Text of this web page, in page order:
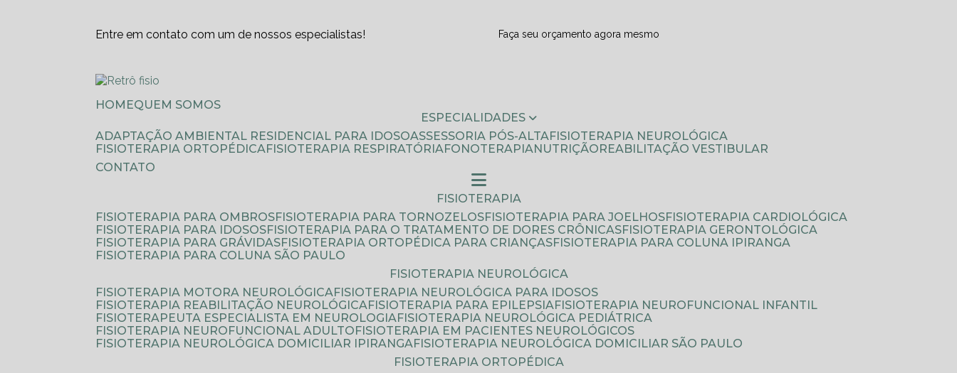
Entre em contato com um de nossos especialistas! Faça seu orçamento agora mesmo
HOME
QUEM SOMOS
ESPECIALIDADES
ADAPTAÇÃO AMBIENTAL RESIDENCIAL PARA IDOSO
ASSESSORIA PÓS-ALTA
FISIOTERAPIA NEUROLÓGICA
FISIOTERAPIA ORTOPÉDICA
FISIOTERAPIA RESPIRATÓRIA FONOTERAPIA NUTRIÇÃO
REABILITAÇÃO VESTIBULAR
CONTATO
FISIOTERAPIA
FISIOTERAPIA PARA OMBROS
FISIOTERAPIA PARA TORNOZELOS FISIOTERAPIA PARA JOELHOS
FISIOTERAPIA CARDIOLÓGICA
FISIOTERAPIA PARA IDOSOS
FISIOTERAPIA PARA O TRATAMENTO DE DORES CRÔNICAS
FISIOTERAPIA GERONTOLÓGICA
FISIOTERAPIA PARA GRÁVIDAS
FISIOTERAPIA ORTOPÉDICA PARA CRIANÇAS
FISIOTERAPIA PARA COLUNA IPIRANGA
FISIOTERAPIA PARA COLUNA SÃO PAULO
FISIOTERAPIA NEUROLÓGICA
FISIOTERAPIA MOTORA NEUROLÓGICA
FISIOTERAPIA NEUROLÓGICA PARA IDOSOS
FISIOTERAPIA REABILITAÇÃO NEUROLÓGICA
FISIOTERAPIA PARA EPILEPSIA
FISIOTERAPIA NEUROFUNCIONAL INFANTIL
FISIOTERAPEUTA ESPECIALISTA EM NEUROLOGIA
FISIOTERAPIA NEUROLÓGICA PEDIÁTRICA
FISIOTERAPIA NEUROFUNCIONAL ADULTO
FISIOTERAPIA EM PACIENTES NEUROLÓGICOS
FISIOTERAPIA NEUROLÓGICA DOMICILIAR IPIRANGA
FISIOTERAPIA NEUROLÓGICA DOMICILIAR SÃO PAULO
FISIOTERAPIA ORTOPÉDICA